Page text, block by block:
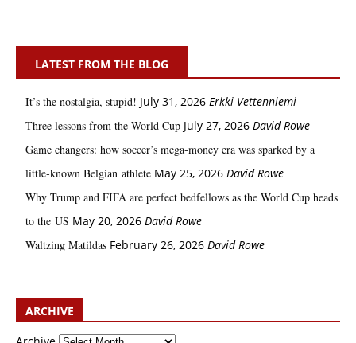
LATEST FROM THE BLOG
It’s the nostalgia, stupid! July 31, 2026 Erkki Vetten­­niemi
Three lessons from the World Cup July 27, 2026 David Rowe
Game changers: how soccer’s mega‑money era was sparked by a
little‑known Belgian athlete May 25, 2026 David Rowe
Why Trump and FIFA are perfect bedfellows as the World Cup heads
to the US May 20, 2026 David Rowe
Waltzing Matildas February 26, 2026 David Rowe
ARCHIVE